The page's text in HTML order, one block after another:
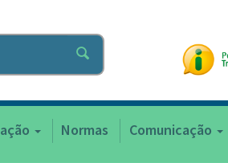
Normas Comunicação